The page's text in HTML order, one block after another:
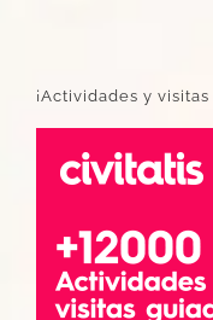
¡Actividades y